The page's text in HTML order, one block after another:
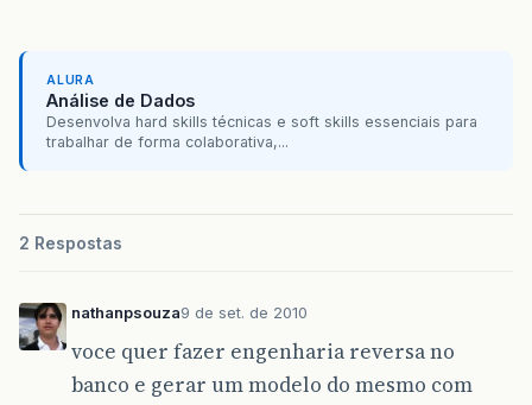
ALURA
Análise de Dados
Desenvolva hard skills técnicas e soft skills essenciais para
trabalhar de forma colaborativa,...
2 Respostas
nathanpsouza9 de set. de 2010
voce quer fazer engenharia reversa no
banco e gerar um modelo do mesmo com